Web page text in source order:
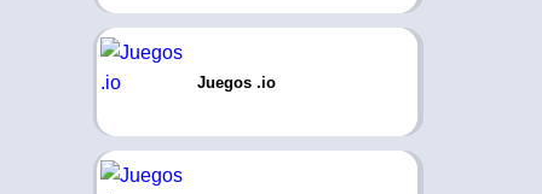
Juegos .io